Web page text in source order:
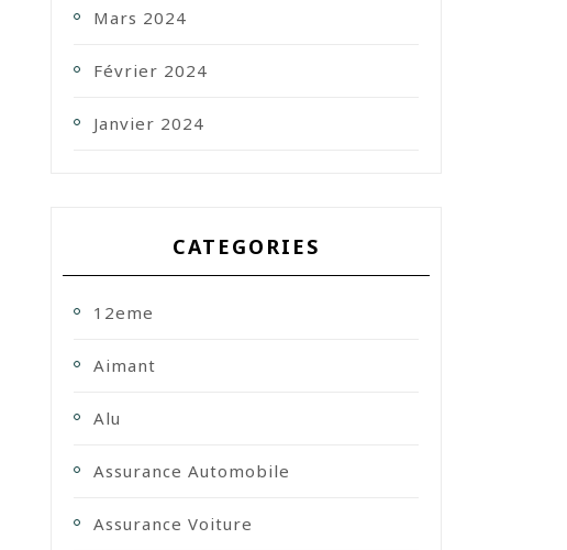
Mars 2024
Février 2024
Janvier 2024
CATEGORIES
12eme
Aimant
Alu
Assurance Automobile
Assurance Voiture